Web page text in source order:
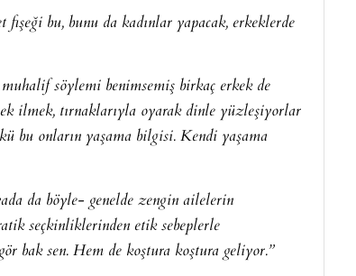
bu, bunu da kadınlar yapacak, erkeklerde
söylemi benimsemiş birkaç erkek de
ilmek, tırnaklarıyla oyarak dinle yüzleşiyorlar
bu onların yaşama bilgisi. Kendi yaşama
da böyle- genelde zengin ailelerin
seçkinliklerinden etik sebeplerle
bak sen. Hem de koştura koştura geliyor.”